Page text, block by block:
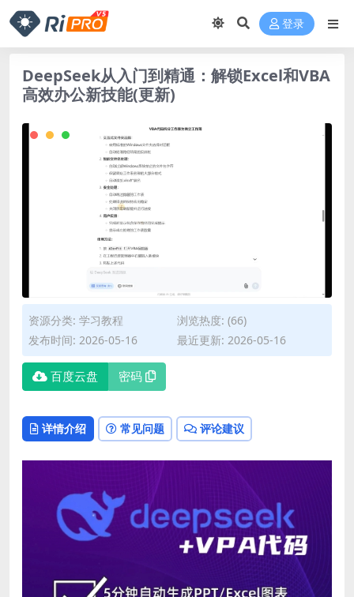
登录
DeepSeek从入门到精通：解锁Excel和VBA
高效办公新技能(更新)
资源分类: 学习教程
浏览热度: (66)
发布时间: 2026-05-16
最近更新: 2026-05-16
百度云盘 密码
详情介绍 常见问题 评论建议